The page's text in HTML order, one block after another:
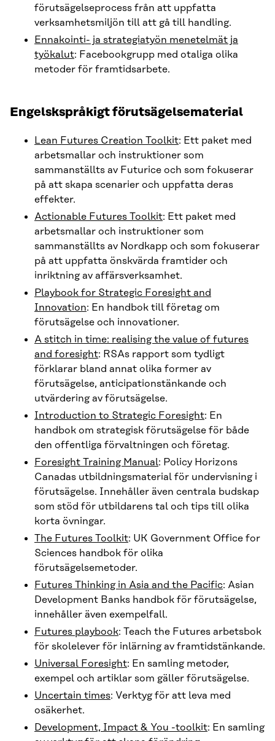
förutsägelseprocess från att uppfatta
verksamhetsmiljön till att gå till handling.
Ennakointi- ja strategiatyön menetelmät ja
työkalut: Facebookgrupp med otaliga olika
metoder för framtidsarbete.
Engelskspråkigt förutsägelsematerial
Lean Futures Creation Toolkit: Ett paket med
arbetsmallar och instruktioner som
sammanställts av Futurice och som fokuserar
på att skapa scenarier och uppfatta deras
effekter.
Actionable Futures Toolkit: Ett paket med
arbetsmallar och instruktioner som
sammanställts av Nordkapp och som fokuserar
på att uppfatta önskvärda framtider och
inriktning av affärsverksamhet.
Playbook for Strategic Foresight and
Innovation: En handbok till företag om
förutsägelse och innovationer.
A stitch in time: realising the value of futures
and foresight: RSAs rapport som tydligt
förklarar bland annat olika former av
förutsägelse, anticipationstänkande och
utvärdering av förutsägelse.
Introduction to Strategic Foresight: En
handbok om strategisk förutsägelse för både
den offentliga förvaltningen och företag.
Foresight Training Manual: Policy Horizons
Canadas utbildningsmaterial för undervisning i
förutsägelse. Innehåller även centrala budskap
som stöd för utbildarens tal och tips till olika
korta övningar.
The Futures Toolkit: UK Government Office for
Sciences handbok för olika
förutsägelsemetoder.
Futures Thinking in Asia and the Pacific: Asian
Development Banks handbok för förutsägelse,
innehåller även exempelfall.
Futures playbook: Teach the Futures arbetsbok
för skolelever för inlärning av framtidstänkande.
Universal Foresight: En samling metoder,
exempel och artiklar som gäller förutsägelse.
Uncertain times: Verktyg för att leva med
osäkerhet.
Development, Impact & You -toolkit: En samling